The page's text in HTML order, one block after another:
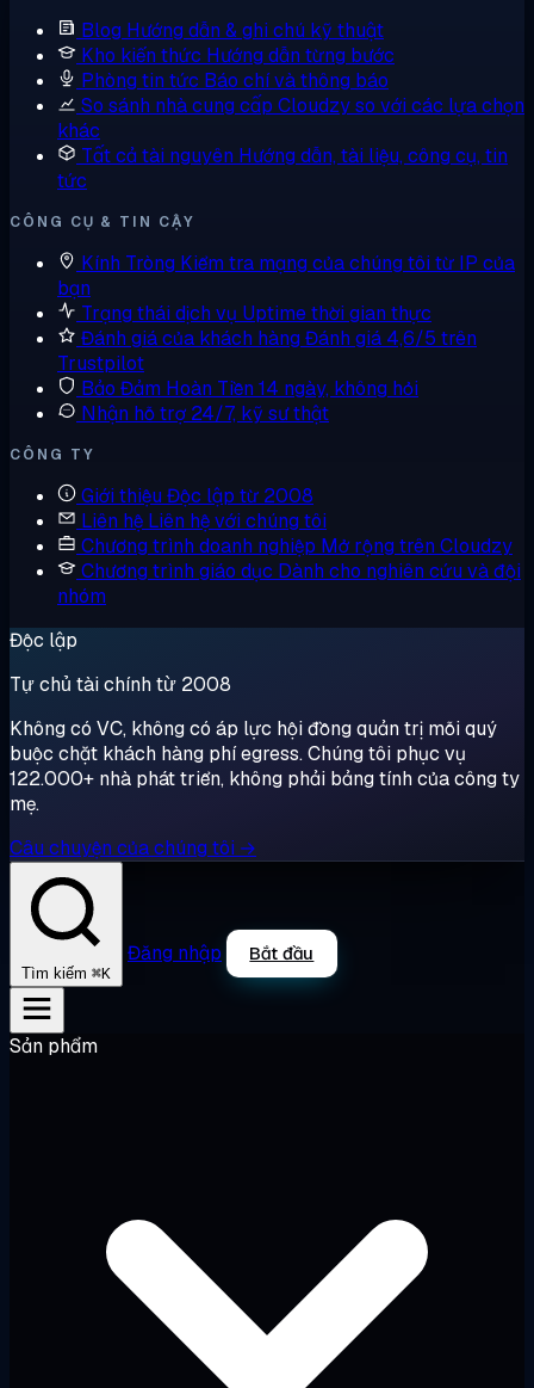
Blog Hướng dẫn & ghi chú kỹ thuật
Kho kiến thức Hướng dẫn từng bước
Phòng tin tức Báo chí và thông báo
So sánh nhà cung cấp Cloudzy so với các lựa chọn
khác
Tất cả tài nguyên Hướng dẫn, tài liệu, công cụ, tin
tức
CÔNG CỤ & TIN CẬY
Kính Tròng Kiểm tra mạng của chúng tôi từ IP của
bạn
Trạng thái dịch vụ Uptime thời gian thực
Đánh giá của khách hàng Đánh giá 4,6/5 trên
Trustpilot
Bảo Đảm Hoàn Tiền 14 ngày, không hỏi
Nhận hỗ trợ 24/7, kỹ sư thật
CÔNG TY
Giới thiệu Độc lập từ 2008
Liên hệ Liên hệ với chúng tôi
Chương trình doanh nghiệp Mở rộng trên Cloudzy
Chương trình giáo dục Dành cho nghiên cứu và đội
nhóm
Độc lập
Tự chủ tài chính từ 2008
Không có VC, không có áp lực hội đồng quản trị mỗi quý
buộc chặt khách hàng phí egress. Chúng tôi phục vụ
122.000+ nhà phát triển, không phải bảng tính của công ty
mẹ.
Câu chuyện của chúng tôi →
Tìm kiếm ⌘K
Đăng nhập Bắt đầu
Sản phẩm